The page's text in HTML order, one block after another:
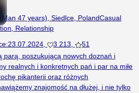
47 years), Siedlce, PolandCasual
Relationship
:23.07.2024 3 213
51
parą, poszukującą nowych doznań i
realnych i konkretnych pań i par na miłe
pikanterii oraz różnych
znajomość na dłużej, i nie tylko